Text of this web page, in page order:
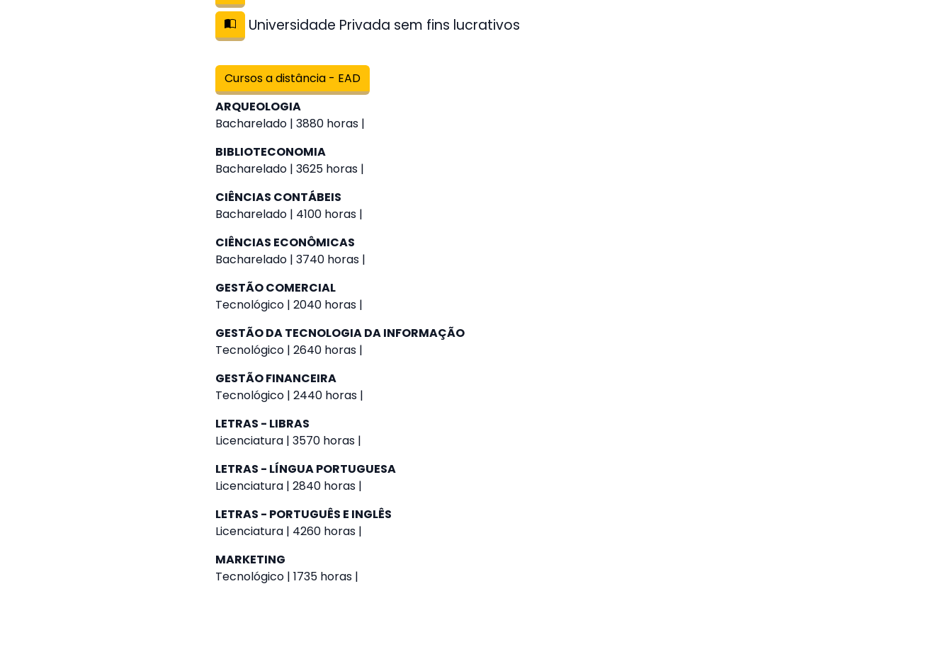
Universidade Privada sem fins lucrativos
Cursos a distância - EAD
ARQUEOLOGIA
Bacharelado | 3880 horas |
BIBLIOTECONOMIA
Bacharelado | 3625 horas |
CIÊNCIAS CONTÁBEIS
Bacharelado | 4100 horas |
CIÊNCIAS ECONÔMICAS
Bacharelado | 3740 horas |
GESTÃO COMERCIAL
Tecnológico | 2040 horas |
GESTÃO DA TECNOLOGIA DA INFORMAÇÃO
Tecnológico | 2640 horas |
GESTÃO FINANCEIRA
Tecnológico | 2440 horas |
LETRAS - LIBRAS
Licenciatura | 3570 horas |
LETRAS - LÍNGUA PORTUGUESA
Licenciatura | 2840 horas |
LETRAS - PORTUGUÊS E INGLÊS
Licenciatura | 4260 horas |
MARKETING
Tecnológico | 1735 horas |